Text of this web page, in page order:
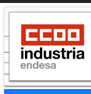
Pasar
contenido
principal